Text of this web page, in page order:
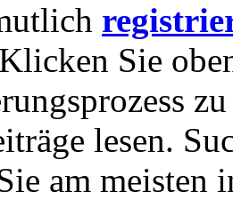
Sie
lesen.
am meisten